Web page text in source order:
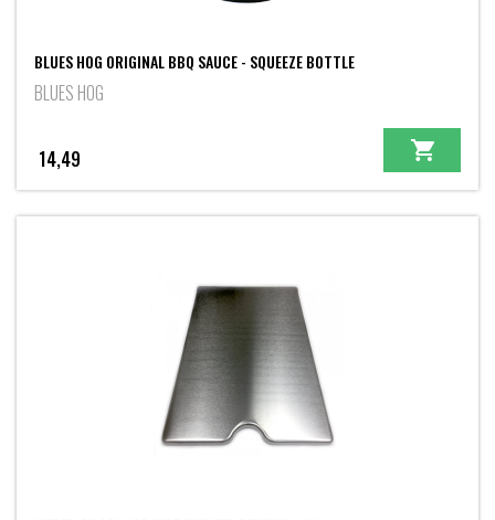
BLUES HOG ORIGINAL BBQ SAUCE - SQUEEZE BOTTLE
BLUES HOG
14,49